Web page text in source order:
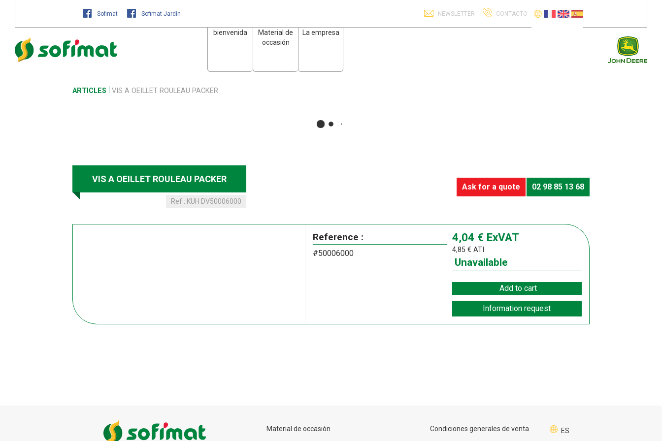
Sofimat Sofimat Jardín NEWSLETTER CONTACTO
bienvenida
Material de
occasión
La empresa
ARTICLES VIS A OEILLET ROULEAU PACKER
VIS A OEILLET ROULEAU PACKER
Ref : KUH DV50006000
Ask for a quote 02 98 85 13 68
Reference :
#50006000
4,04 € ExVAT
4,85 € ATI
Unavailable
Add to cart
Information request
ES
Material de occasión Condiciones generales de venta